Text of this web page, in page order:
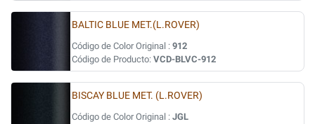
BALTIC BLUE MET.(L.ROVER)
Código de Color Original : 912
Código de Producto: VCD-BLVC-912
BISCAY BLUE MET. (L.ROVER)
Código de Color Original : JGL